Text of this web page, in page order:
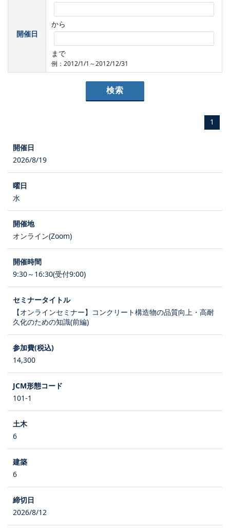
開催日
から
まで
例：2012/1/1～2012/12/31
1
2026/8/19
水
オンライン(Zoom)
9:30～16:30(受付9:00)
【オンラインセミナー】コンクリート構造物の品質向上・高耐
久化のための知識(前編)
14,300
101-1
6
6
2026/8/12